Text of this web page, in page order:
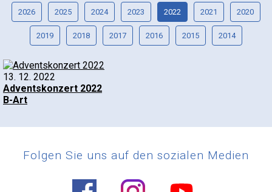
2026 2025 2024 2023 2022 2021 2020
2019 2018 2017 2016 2015 2014
13. 12. 2022
Adventskonzert 2022
B-Art
Folgen Sie uns auf den sozialen Medien